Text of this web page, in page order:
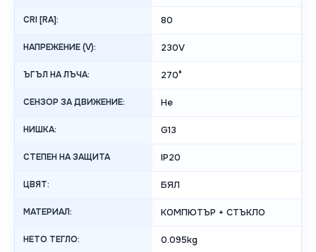
CRI [RA]: 80
НАПРЕЖЕНИЕ (V): 230V
ЪГЪЛ НА ЛЪЧА: 270°
СЕНЗОР ЗА ДВИЖЕНИЕ: Не
НИШКА: G13
СТЕПЕН НА ЗАЩИТА IP20
ЦВЯТ: БЯЛ
МАТЕРИАЛ: КОМПЮТЪР + СТЪКЛО
НЕТО ТЕГЛО: 0.095kg